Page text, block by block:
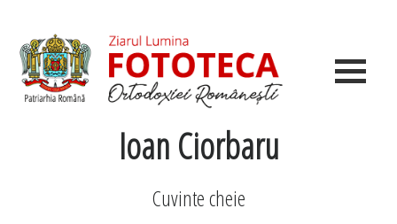
Ioan Ciorbaru
Cuvinte cheie